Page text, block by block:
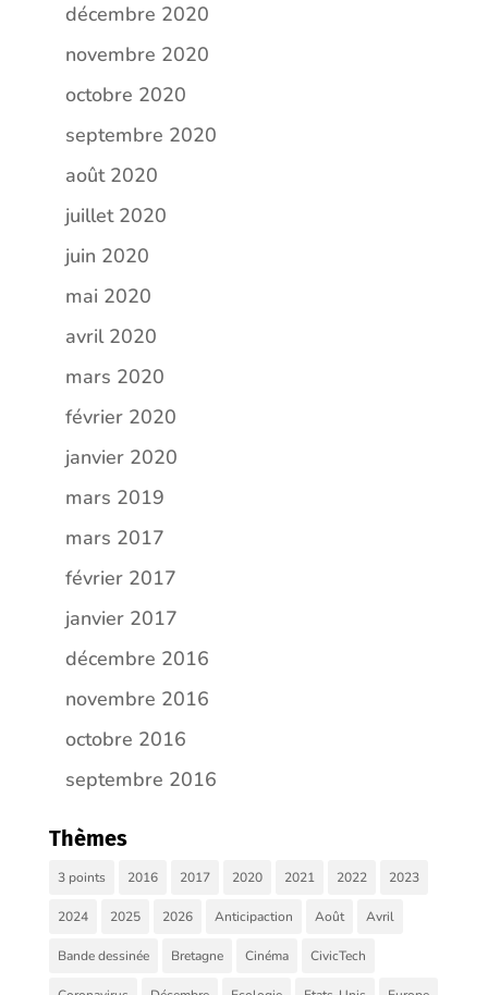
décembre 2020
novembre 2020
octobre 2020
septembre 2020
août 2020
juillet 2020
juin 2020
mai 2020
avril 2020
mars 2020
février 2020
janvier 2020
mars 2019
mars 2017
février 2017
janvier 2017
décembre 2016
novembre 2016
octobre 2016
septembre 2016
Thèmes
3 points 2016 2017 2020 2021 2022 2023
2024 2025 2026 Anticipaction Août Avril
Bande dessinée Bretagne Cinéma CivicTech